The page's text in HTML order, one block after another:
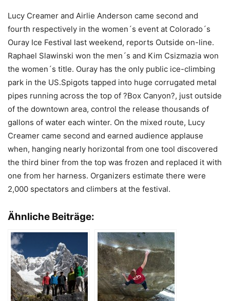
Lucy Creamer and Airlie Anderson came second and
fourth respectively in the women´s event at Colorado´s
Ouray Ice Festival last weekend, reports Outside on-line.
Raphael Slawinski won the men´s and Kim Csizmazia won
the women´s title. Ouray has the only public ice-climbing
park in the US.Spigots tapped into huge corrugated metal
pipes running across the top of ?Box Canyon?, just outside
of the downtown area, control the release thousands of
gallons of water each winter. On the mixed route, Lucy
Creamer came second and earned audience applause
when, hanging nearly horizontal from one tool discovered
the third biner from the top was frozen and replaced it with
one from her harness. Organizers estimate there were
2,000 spectators and climbers at the festival.
Ähnliche Beiträge: